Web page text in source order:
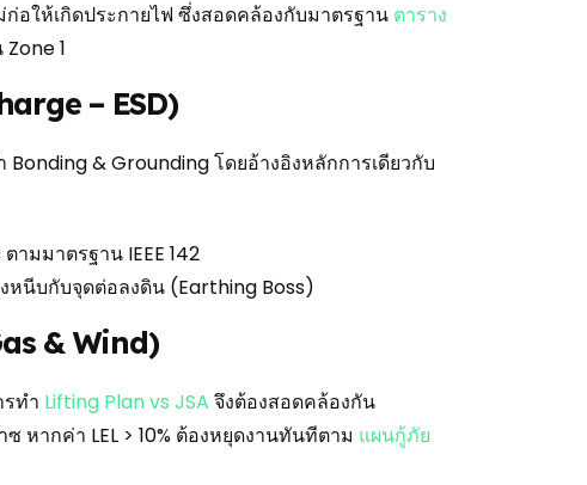
อให้เกิดประกายไฟ ซึ่งสอดคล้องกับมาตรฐาน ตาราง
1
– ESD)
& Grounding โดยอ้างอิงหลักการเดียวกับ
มมาตรฐาน IEEE 142
หนีบกับจุดต่อลงดิน (Earthing Boss)
& Wind)
รทำ Lifting Plan vs JSA จึงต้องสอดคล้องกัน
หากค่า LEL > 10% ต้องหยุดงานทันทีตาม แผนกู้ภัย